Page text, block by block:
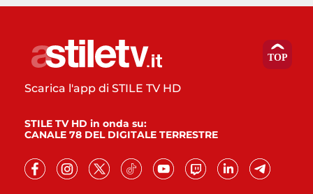
Scarica l'app di STILE TV HD
STILE TV HD in onda su:
CANALE 78 DEL DIGITALE TERRESTRE